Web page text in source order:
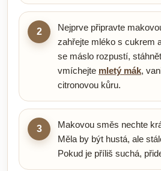
2
Nejprve připravte
zahřejte mléko s cukrem
se máslo rozpustí,
vmíchejte mletý mák,
citronovou kůru.
3
Makovou směs nechte
Měla by být hustá, ale
Pokud je příliš suchá,